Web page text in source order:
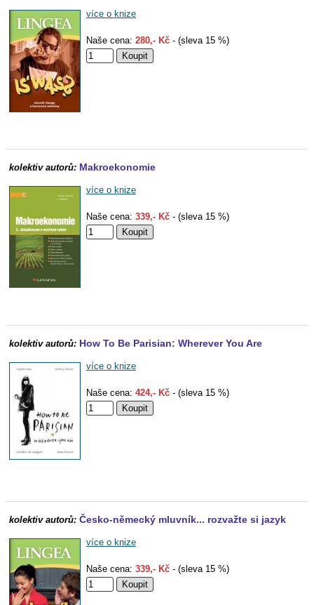
více o knize
Naše cena: 280,- Kč - (sleva 15 %)
kolektiv autorů: Makroekonomie
více o knize
Naše cena: 339,- Kč - (sleva 15 %)
kolektiv autorů: How To Be Parisian: Wherever You Are
více o knize
Naše cena: 424,- Kč - (sleva 15 %)
kolektiv autorů: Česko-německý mluvník... rozvažte si jazyk
více o knize
Naše cena: 339,- Kč - (sleva 15 %)